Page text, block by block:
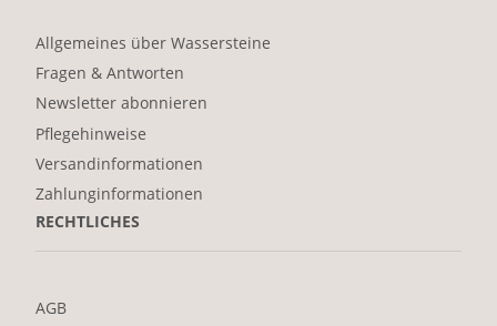
Allgemeines über Wassersteine
Fragen & Antworten
Newsletter abonnieren
Pflegehinweise
Versandinformationen
Zahlunginformationen
RECHTLICHES
AGB